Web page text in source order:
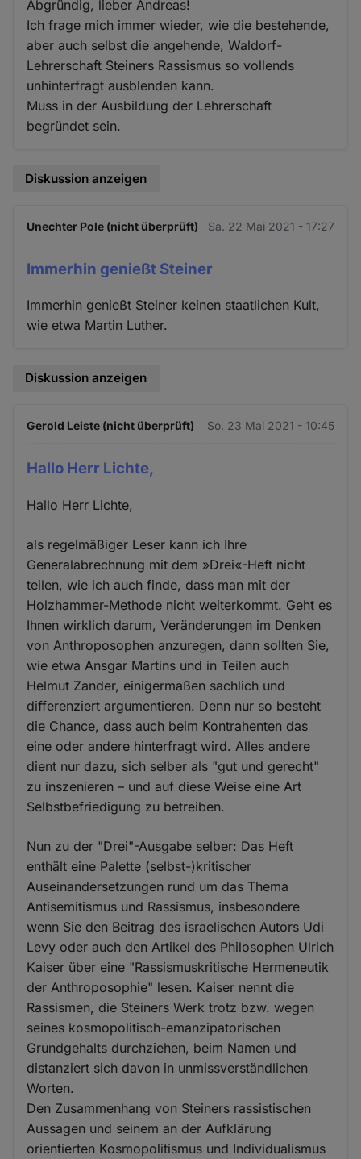
Abgründig, lieber Andreas!
Ich frage mich immer wieder, wie die bestehende,
aber auch selbst die angehende, Waldorf-
Lehrerschaft Steiners Rassismus so vollends
unhinterfragt ausblenden kann.
Muss in der Ausbildung der Lehrerschaft
begründet sein.
Diskussion anzeigen
Unechter Pole (nicht überprüft) Sa. 22 Mai 2021 - 17:27
Immerhin genießt Steiner
Immerhin genießt Steiner keinen staatlichen Kult,
wie etwa Martin Luther.
Diskussion anzeigen
Gerold Leiste (nicht überprüft) So. 23 Mai 2021 - 10:45
Hallo Herr Lichte,
Hallo Herr Lichte,
als regelmäßiger Leser kann ich Ihre
Generalabrechnung mit dem »Drei«-Heft nicht
teilen, wie ich auch finde, dass man mit der
Holzhammer-Methode nicht weiterkommt. Geht es
Ihnen wirklich darum, Veränderungen im Denken
von Anthroposophen anzuregen, dann sollten Sie,
wie etwa Ansgar Martins und in Teilen auch
Helmut Zander, einigermaßen sachlich und
differenziert argumentieren. Denn nur so besteht
die Chance, dass auch beim Kontrahenten das
eine oder andere hinterfragt wird. Alles andere
dient nur dazu, sich selber als "gut und gerecht"
zu inszenieren – und auf diese Weise eine Art
Selbstbefriedigung zu betreiben.
Nun zu der "Drei"-Ausgabe selber: Das Heft
enthält eine Palette (selbst-)kritischer
Auseinandersetzungen rund um das Thema
Antisemitismus und Rassismus, insbesondere
wenn Sie den Beitrag des israelischen Autors Udi
Levy oder auch den Artikel des Philosophen Ulrich
Kaiser über eine "Rassismuskritische Hermeneutik
der Anthroposophie" lesen. Kaiser nennt die
Rassismen, die Steiners Werk trotz bzw. wegen
seines kosmopolitisch-emanzipatorischen
Grundgehalts durchziehen, beim Namen und
distanziert sich davon in unmissverständlichen
Worten.
Den Zusammenhang von Steiners rassistischen
Aussagen und seinem an der Aufklärung
orientierten Kosmopolitismus und Individualismus